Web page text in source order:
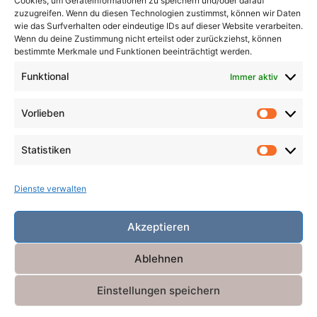
zuzugreifen. Wenn du diesen Technologien zustimmst, können wir Daten
wie das Surfverhalten oder eindeutige IDs auf dieser Website verarbeiten.
Wenn du deine Zustimmung nicht erteilst oder zurückziehst, können
bestimmte Merkmale und Funktionen beeinträchtigt werden.
Funktional Immer aktiv
Vorlieben
Statistiken
Dienste verwalten
Akzeptieren
Ablehnen
Einstellungen speichern
Räuber Satire Schiffe Schräg Tiere
Tod Traum Verlust Verwechselte Identität
Powered byMiniva WordPress Theme